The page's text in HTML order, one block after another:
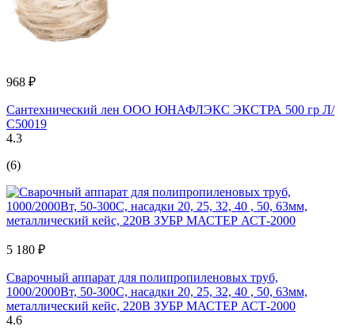
968 ₽
Сантехнический лен ООО ЮНАФЛЭКС ЭКСТРА 500 гр Л/
С50019
4.3
(6)
5 180 ₽
Сварочный аппарат для полипропиленовых труб,
1000/2000Вт, 50-300С, насадки 20, 25, 32, 40 , 50, 63мм,
металлический кейс, 220В ЗУБР МАСТЕР АСТ-2000
4.6